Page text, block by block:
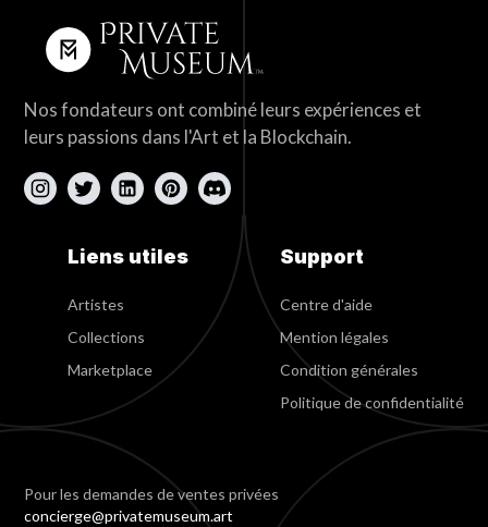
Nos fondateurs ont combiné leurs expériences et
leurs passions dans l'Art et la Blockchain.
Liens utiles
Artistes
Collections
Marketplace
Support
Centre d'aide
Mention légales
Condition générales
Politique de confidentialité
Pour les demandes de ventes privées
concierge@privatemuseum.art